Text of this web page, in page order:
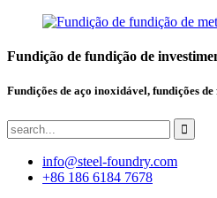
Fundição de fundição de
Fundições de aço inoxidável, fundições
info@steel-foundry.com
+86 186 6184 7678